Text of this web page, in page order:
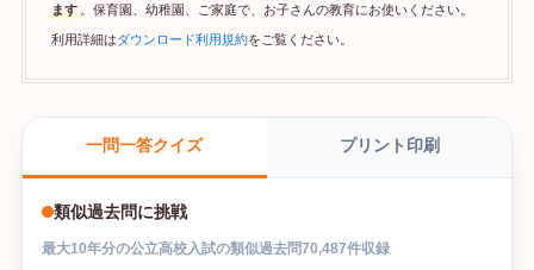
ます。保育園、幼稚園、ご家庭で、お子さんの教育にお使いください。
利用詳細はダウンロード利用規約をご覧ください。
一問一答クイズ プリント印刷
類似過去問に挑戦
最大10年分の公立高校入試の類似過去問70,487件収録